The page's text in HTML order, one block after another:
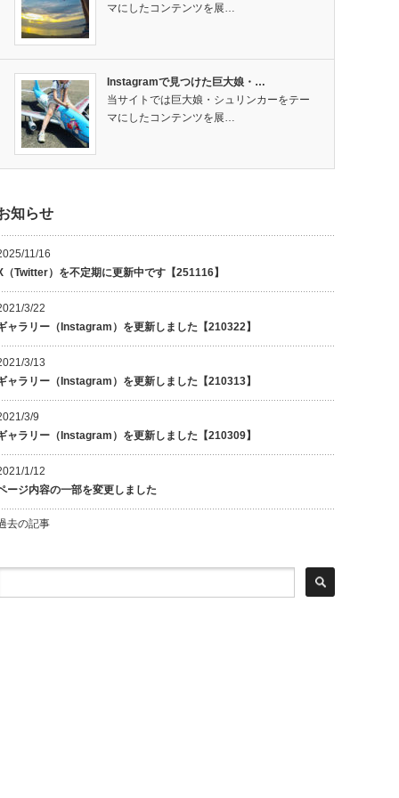
マにしたコンテンツを展…
Instagramで見つけた巨大娘・…
当サイトでは巨大娘・シュリンカーをテー
マにしたコンテンツを展…
知らせ
11/16
（Twitter）を不定期に更新中です【251116】
3/22
ャラリー（Instagram）を更新しました【210322】
3/13
ャラリー（Instagram）を更新しました【210313】
3/9
ャラリー（Instagram）を更新しました【210309】
1/12
ージ内容の一部を変更しました
去の記事